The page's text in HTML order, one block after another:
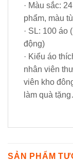
· Màu sắc:
phẩm, màu
· SL: 100 áo
động)
· Kiểu áo
nhân viên
viên kho
làm quà
SẢN PHẨM